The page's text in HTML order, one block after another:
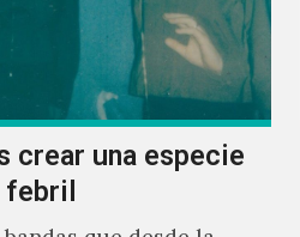
crear una especie
febril